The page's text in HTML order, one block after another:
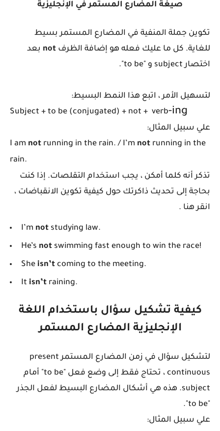
صيغة المضارع المستمر في الإنجليزية
تكوين جملة المنفية في المضارع المستمر بسيط
للغاية. كل ما عليك فعله هو إضافة الظرف not بعد
اختصار subject و "to be".
لتسهيل الأمر ، اتبع هذا النمط البسيط:
Subject + to be (conjugated) + not + verb-ing
علي سبيل المثال:
I am not running in the rain. / I’m not running in the
rain.
تذكر أنه كلما أمكن ، يجب استخدام التقلصات. إذا كنت
بحاجة إلى تحديث ذاكرتك حول كيفية تكوين الانقباضات ،
انقر هنا .
I’m not studying law.
He’s not swimming fast enough to win the race!
She isn’t coming to the meeting.
It isn’t raining.
كيفية تشكيل سؤال باستخدام اللغة
الإنجليزية المضارع المستمر
لتشكيل سؤال في زمن المضارع المستمر present
continuous ، تحتاج فقط إلى وضع فعل "to be" أمام
subject. هذه هي أشكال المضارع البسيط لفعل الجذر
"to be".
علي سبيل المثال: